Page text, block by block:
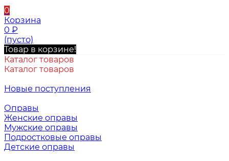
0
Корзина
0 ₽
(пусто)
Товар в корзине!
Каталог товаров
Каталог товаров
Новые поступления
Оправы
Женские оправы
Мужские оправы
Подростковые оправы
Детские оправы